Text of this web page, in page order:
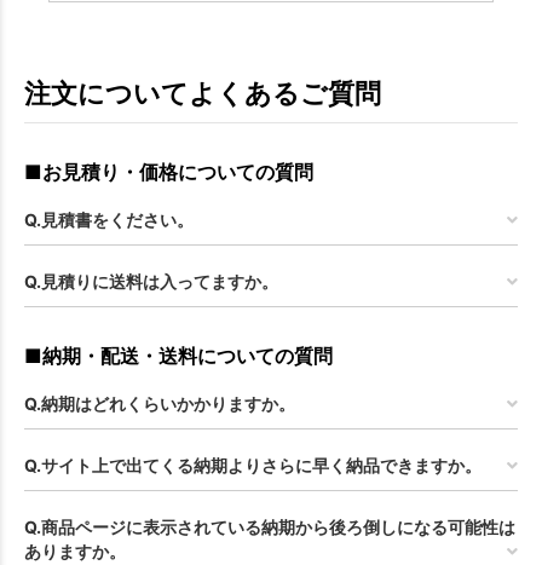
注文についてよくあるご質問
■お見積り・価格についての質問
Q.見積書をください。
Q.見積りに送料は入ってますか。
■納期・配送・送料についての質問
Q.納期はどれくらいかかりますか。
Q.サイト上で出てくる納期よりさらに早く納品できますか。
Q.商品ページに表示されている納期から後ろ倒しになる可能性は
ありますか。